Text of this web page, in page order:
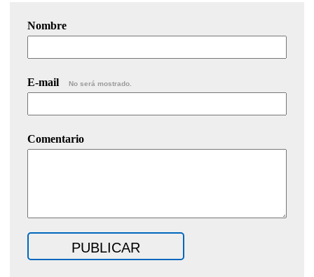
Nombre
E-mail No será mostrado.
Comentario